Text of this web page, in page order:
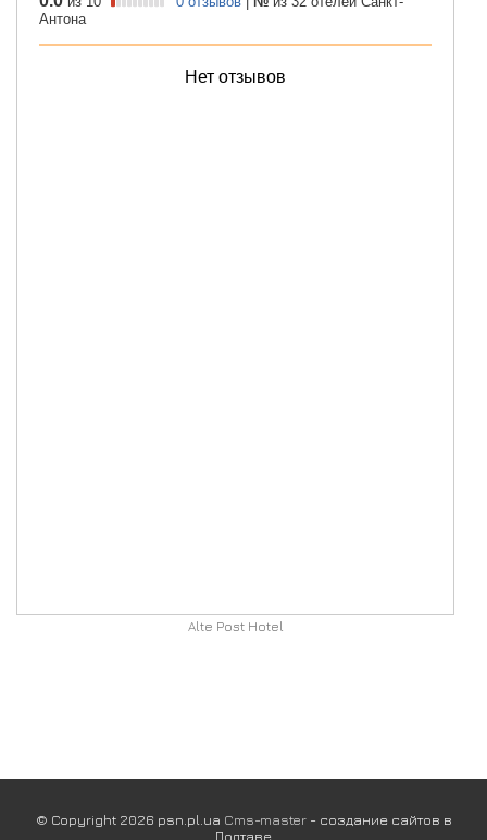
Alte Post Hotel
© Copyright 2026 psn.pl.ua Cms-master- создание сайтов в
Полтаве